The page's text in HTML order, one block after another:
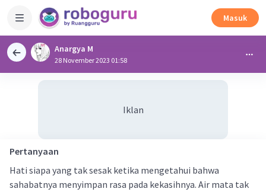
Masuk
Anargya M
28 November 2023 01:58
Iklan
Pertanyaan
Hati siapa yang tak sesak ketika mengetahui bahwa
sahabatnya menyimpan rasa pada kekasihnya. Air mata tak